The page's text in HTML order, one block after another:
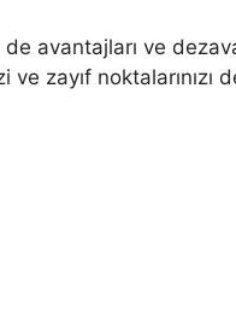
avantajları ve
zayıf